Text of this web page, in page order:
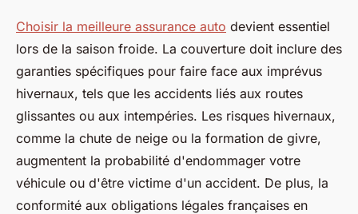
Choisir la meilleure assurance auto devient essentiel
lors de la saison froide. La couverture doit inclure des
garanties spécifiques pour faire face aux imprévus
hivernaux, tels que les accidents liés aux routes
glissantes ou aux intempéries. Les risques hivernaux,
comme la chute de neige ou la formation de givre,
augmentent la probabilité d'endommager votre
véhicule ou d'être victime d'un accident. De plus, la
conformité aux obligations légales françaises en